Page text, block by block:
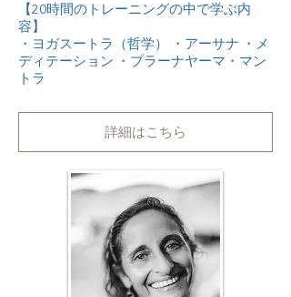
【20時間のトレーニングの中で学ぶ内
容】
・ヨガスートラ（哲学） ・アーサナ ・メ
ディテーション ・プラーナヤーマ・マン
トラ
詳細はこちら